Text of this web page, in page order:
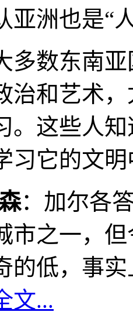
亚洲也是“
多数东南
治和艺术
。这些人
习它的文
：加尔各
市之一，
的低，事
文...